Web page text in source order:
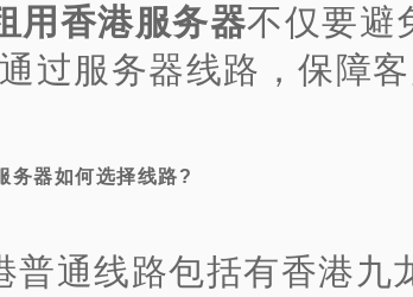
用香港服务器不仅要避
过服务器线路，保障客
务器如何选择线路?
普通线路包括有香港九